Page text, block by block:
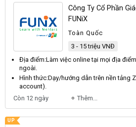
Công Ty Cổ Phần
FUNiX
Toàn Quốc
3 - 15 triệu VNĐ
Địa điểm:Làm việc online tại mọi địa
ngoài.
Hình thức:Dạy/hướng dẫn trên nền tảng
account).
Còn 12 ngày
Thêm...
UP